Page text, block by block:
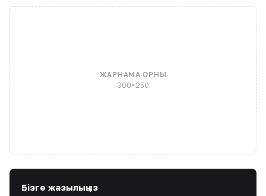
ЖАРНАМА ОРНЫ
300×250
Бізге жазылыңыз